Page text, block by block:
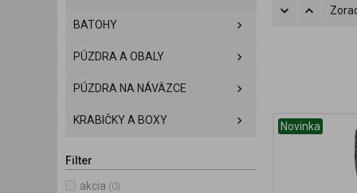
BATOHY
PÚZDRA A OBALY
PÚZDRA NA NÁVÄZCE
KRABIČKY A BOXY
Filter
akcia (0)
Novinka